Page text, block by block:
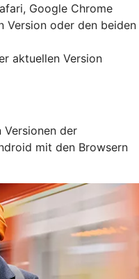
Google Chrome
Version oder den beiden
aktuellen Version
Versionen der
mit den Browsern